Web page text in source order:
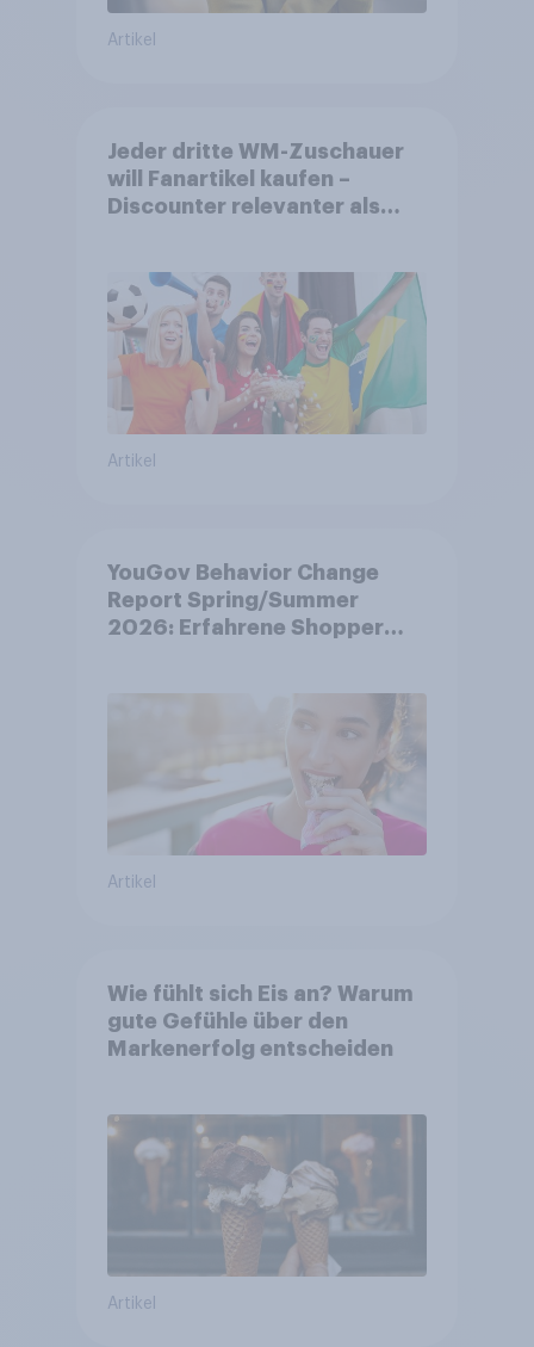
Artikel
Jeder dritte WM-Zuschauer
will Fanartikel kaufen –
Discounter relevanter als
Artikel
YouGov Behavior Change
Report Spring/Summer
2026: Erfahrene Shopper
Artikel
Wie fühlt sich Eis an? Warum
gute Gefühle über den
Markenerfolg entscheiden
Artikel